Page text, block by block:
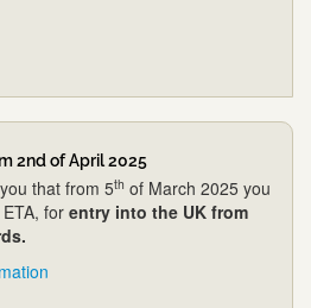
2nd of April 2025
that from 5th of March 2025 you
for entry into the UK from